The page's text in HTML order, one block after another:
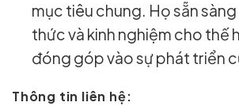
mục tiêu chung. Họ sẵn sàng
thức và kinh nghiệm cho thế
đóng góp vào sự phát triển
Thông tin liên hệ: